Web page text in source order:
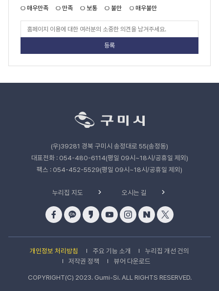
만
도
매우만족 만족 보통 불만
매우불만
페
(우)39281 경북 구미시 송정대로 55(송정동)
대표전화 : 054-480-6114(평일 09시~18시/공휴일 제외)
팩스 : 054-452-5529(평일 09시~18시/공휴일 제외)
누리집 지도 오시는 길
개인정보 처리방침 주요 기능 소개
누리집 개선 건의
저작권 정책
뷰어 다운로드
COPYRIGHT(C) 2023. Gumi-Si. ALL RIGHTS RESERVED.